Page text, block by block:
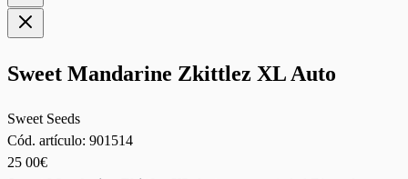
Sweet Mandarine Zkittlez XL Auto
Sweet Seeds
Cód. artículo: 901514
25 00€